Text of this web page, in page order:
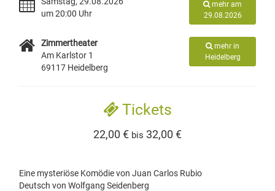
um 20:00 Uhr
mehr am
29.08.2026
Zimmertheater
Am Karlstor 1
69117 Heidelberg
mehr in
Heidelberg
Tickets
22,00 € bis 32,00 €
Eine mysteriöse Komödie von Juan Carlos Rubio
Deutsch von Wolfgang Seidenberg